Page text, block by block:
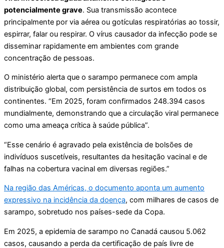
potencialmente grave. Sua transmissão acontece
principalmente por via aérea ou gotículas respiratórias ao tossir,
espirrar, falar ou respirar. O vírus causador da infecção pode se
disseminar rapidamente em ambientes com grande
concentração de pessoas.
O ministério alerta que o sarampo permanece com ampla
distribuição global, com persistência de surtos em todos os
continentes. “Em 2025, foram confirmados 248.394 casos
mundialmente, demonstrando que a circulação viral permanece
como uma ameaça crítica à saúde pública”.
“Esse cenário é agravado pela existência de bolsões de
indivíduos suscetíveis, resultantes da hesitação vacinal e de
falhas na cobertura vacinal em diversas regiões.”
Na região das Américas, o documento aponta um aumento
expressivo na incidência da doença, com milhares de casos de
sarampo, sobretudo nos países-sede da Copa.
Em 2025, a epidemia de sarampo no Canadá causou 5.062
casos, causando a perda da certificação de país livre de